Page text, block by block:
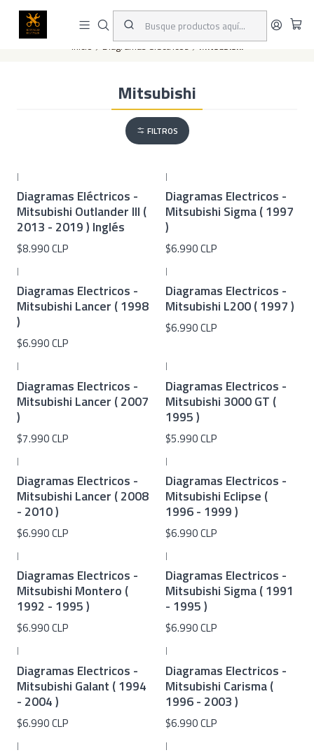
Este es el texto del slide
Inicio Diagramas eléctricos Mitsubishi
Mitsubishi
FILTROS
|
Diagramas Eléctricos -
Mitsubishi Outlander III (
2013 - 2019 ) Inglés
$8.990 CLP
|
Diagramas Electricos -
Mitsubishi Sigma ( 1997
)
$6.990 CLP
|
Diagramas Electricos -
Mitsubishi Lancer ( 1998
)
$6.990 CLP
|
Diagramas Electricos -
Mitsubishi L200 ( 1997 )
$6.990 CLP
|
Diagramas Electricos -
Mitsubishi Lancer ( 2007
)
$7.990 CLP
|
Diagramas Electricos -
Mitsubishi 3000 GT (
1995 )
$5.990 CLP
|
Diagramas Electricos -
Mitsubishi Lancer ( 2008
- 2010 )
$6.990 CLP
|
Diagramas Electricos -
Mitsubishi Eclipse (
1996 - 1999 )
$6.990 CLP
|
Diagramas Electricos -
Mitsubishi Montero (
1992 - 1995 )
$6.990 CLP
|
Diagramas Electricos -
Mitsubishi Sigma ( 1991
- 1995 )
$6.990 CLP
|
Diagramas Electricos -
Mitsubishi Galant ( 1994
- 2004 )
$6.990 CLP
|
Diagramas Electricos -
Mitsubishi Carisma (
1996 - 2003 )
$6.990 CLP
| |